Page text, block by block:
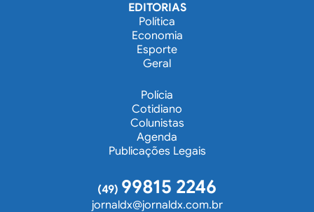
EDITORIAS
Política
Economia
Esporte
Geral
Polícia
Cotidiano
Colunistas
Agenda
Publicações Legais
(49) 99815 2246
jornaldx@jornaldx.com.br